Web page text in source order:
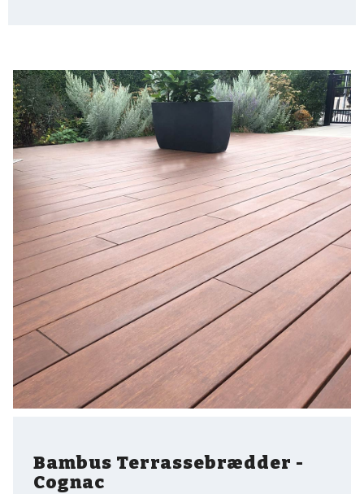
Bambus Terrassebrædder -
Cognac